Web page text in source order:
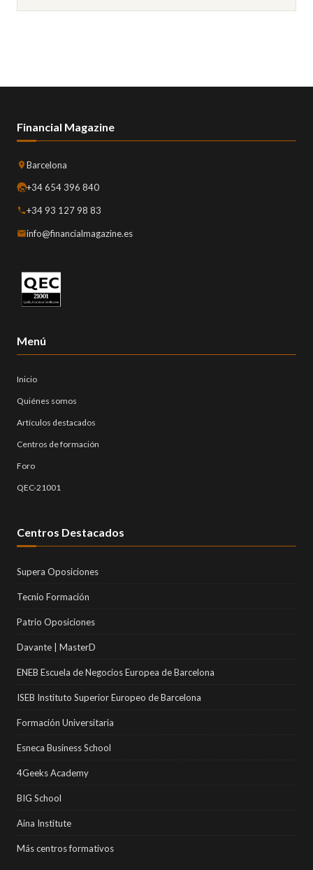
Financial Magazine
Barcelona
+34 654 396 840
+34 93 127 98 83
info@financialmagazine.es
Menú
Inicio
Quiénes somos
Artículos destacados
Centros de formación
Foro
QEC-21001
Centros Destacados
Supera Oposiciones
Tecnio Formación
Patrio Oposiciones
Davante | MasterD
ENEB Escuela de Negocios Europea de Barcelona
ISEB Instituto Superior Europeo de Barcelona
Formación Universitaria
Esneca Business School
4Geeks Academy
BIG School
Aina Institute
Más centros formativos